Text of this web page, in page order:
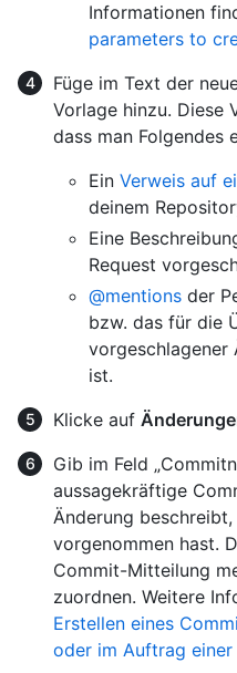
Informationen
parameters to
Füge im Text der
Vorlage hinzu. Diese
dass man Folgendes
Ein Verweis auf
deinem
Eine
Request
@mentions der
bzw. das für die
vorgeschlagener
ist.
Klicke auf
Gib im Feld
aussagekräftige
Änderung
vorgenommen hast.
Commit-Mitteilung
zuordnen. Weitere
Erstellen eines
oder im Auftrag